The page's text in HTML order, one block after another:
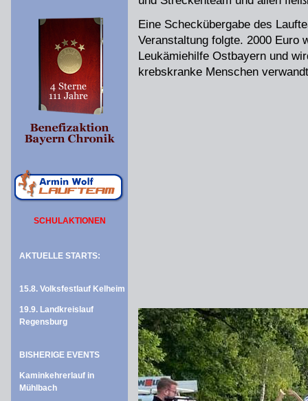
SCHULAKTIONEN
AKTUELLE STARTS:
15.8. Volksfestlauf Kelheim
19.9. Landkreislauf
Regensburg
BISHERIGE EVENTS
Kaminkehrerlauf in
Mühlbach
Eine Scheckübergabe des
Veranstaltung folgte. 2000 Euro
Leukämiehilfe Ostbayern und
krebskranke Menschen